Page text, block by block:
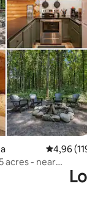
4,96
acres - near